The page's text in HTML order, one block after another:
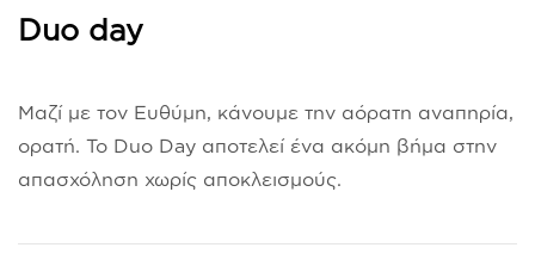
Duo day
Μαζί με τον Ευθύμη, κάνουμε την αόρατη αναπηρία,
ορατή. Το Duo Day αποτελεί ένα ακόμη βήμα στην
απασχόληση χωρίς αποκλεισμούς.